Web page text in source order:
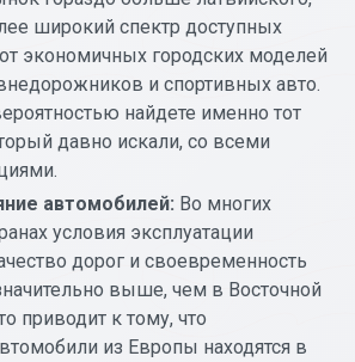
широкий спектр доступных
экономичных городских моделей
и спортивных авто.
найдете именно тот
давно искали, со всеми
автомобилей: Во многих
условия эксплуатации
дорог и своевременность
выше, чем в Восточной
приводит к тому, что
из Европы находятся в